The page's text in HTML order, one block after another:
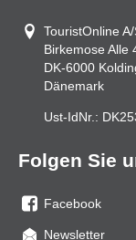
TouristOnline
Birkemose Alle
DK-6000
Dänemark
Ust-IdNr.:
Folgen Sie
Sie
Facebook
Newsletter